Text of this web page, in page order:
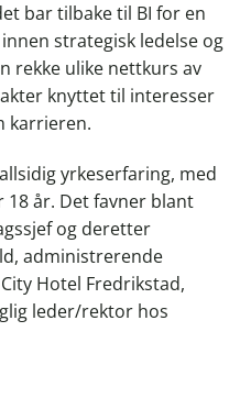
bar tilbake til BI for en
strategisk ledelse og
rekke ulike nettkurs av
knyttet til interesser
karrieren.
yrkeserfaring, med
år. Det favner blant
og deretter
administrerende
Hotel Fredrikstad,
leder/rektor hos